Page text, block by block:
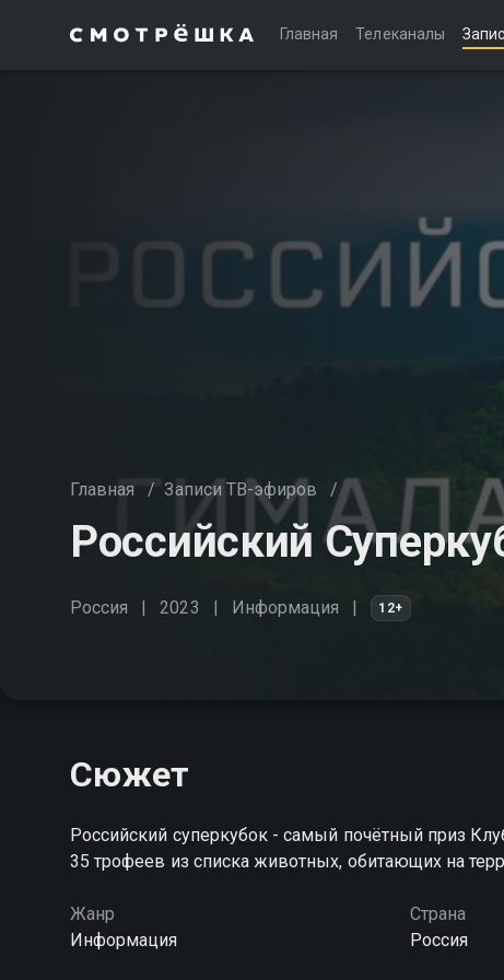
Главная Телеканалы
Главная / Записи ТВ-эфиров /
Российский
Россия 2023 Информация 12+
Сюжет
Российский суперкубок - самый почётный приз
35 трофеев из списка животных, обитающих на
Жанр
Информация
Страна
Россия